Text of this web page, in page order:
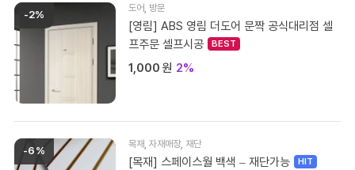
-2%
도어 방문
[영림] ABS 영림 더도어 문짝 공식대리점 셀
프주문 셀프시공
1,000 원 2%
-6%
목재 ,자재매장, 재단
[목재] 스페이스월 백색 – 재단가능
# 색상샘플 / 싱크대 # 색상샘플 / 영림